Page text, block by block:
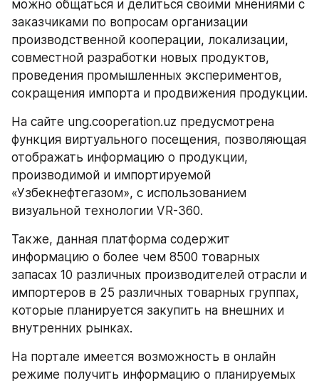
можно общаться и делиться своими мнениями с
заказчиками по вопросам организации
производственной кооперации, локализации,
совместной разработки новых продуктов,
проведения промышленных экспериментов,
сокращения импорта и продвижения продукции.
На сайте ung.cooperation.uz предусмотрена
функция виртуального посещения, позволяющая
отображать информацию о продукции,
производимой и импортируемой
«Узбекнефтегазом», с использованием
визуальной технологии VR-360.
Также, данная платформа содержит
информацию о более чем 8500 товарных
запасах 10 различных производителей отрасли и
импортеров в 25 различных товарных группах,
которые планируется закупить на внешних и
внутренних рынках.
На портале имеется возможность в онлайн
режиме получить информацию о планируемых